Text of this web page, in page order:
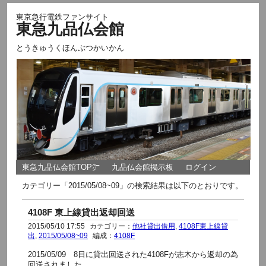
東京急行電鉄ファンサイト
東急九品仏会館
とうきゅうくほんぶつかいかん
東急九品仏会館TOP㌻ 九品仏会館掲示板 ログイン
カテゴリー「2015/05/08~09」の検索結果は以下のとおりです。
4108F 東上線貸出返却回送
2015/05/10 17:55 カテゴリー： 他社貸出借用
4108F東上線貸
出 2015/05/08~09 編成： 4108F
2015/05/09 8日に貸出回送された4108Fが志木から返却の為